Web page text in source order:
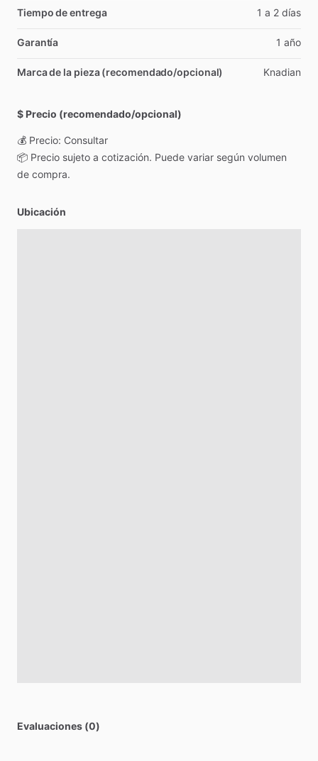
Tiempo de entrega 1 a 2 días
Garantía 1 año
Marca de la pieza (recomendado/opcional) Knadian
$ Precio (recomendado/opcional)
💰 Precio: Consultar
📦 Precio sujeto a cotización. Puede variar según volumen
de compra.
Ubicación
Evaluaciones (0)